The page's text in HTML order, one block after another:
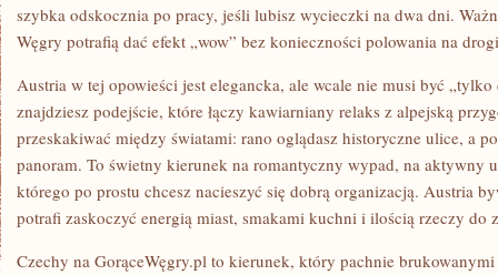
szybka odskocznia po pracy, jeśli lubisz wycieczki na dwa dni.
Węgry potrafią dać efekt „wow” bez konieczności polowania na
Austria w tej opowieści jest elegancka, ale wcale nie musi być
znajdziesz podejście, które łączy kawiarniany relaks z alpejską
przeskakiwać między światami: rano oglądasz historyczne ulice, a
panoram. To świetny kierunek na romantyczny wypad, na aktywny
którego po prostu chcesz nacieszyć się dobrą organizacją. Austria
potrafi zaskoczyć energią miast, smakami kuchni i ilością rzeczy do
Czechy na GorąceWęgry.pl to kierunek, który pachnie